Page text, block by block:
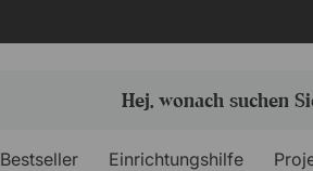
Bestseller Einrichtungshilfe